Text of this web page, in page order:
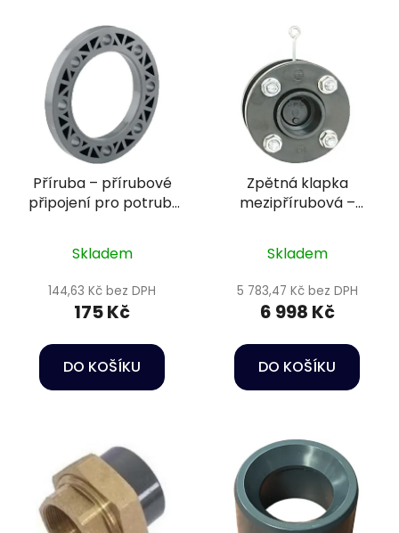
Příruba – přírubové
připojení pro potrubí
Skladem
144,63 Kč bez DPH
175 Kč
DO KOŠÍKU
Zpětná klapka
mezipřírubová –
těsnění EPDM
Skladem
5 783,47 Kč bez DPH
6 998 Kč
DO KOŠÍKU